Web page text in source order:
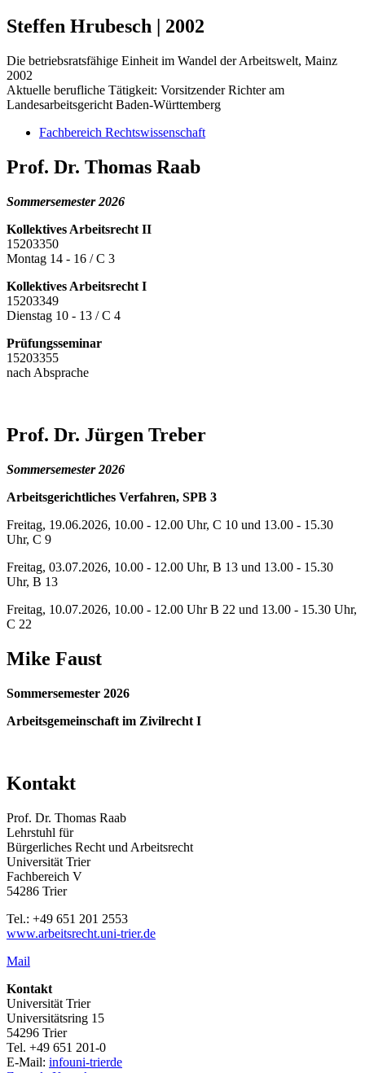
Steffen Hrubesch | 2002
Die betriebsratsfähige Einheit im Wandel der Arbeitswelt, Mainz
2002
Aktuelle berufliche Tätigkeit: Vorsitzender Richter am
Landesarbeitsgericht Baden-Württemberg
Fachbereich Rechtswissenschaft
Prof. Dr. Thomas Raab
Sommersemester 2026
Kollektives Arbeitsrecht II
15203350
Montag 14 - 16 / C 3
Kollektives Arbeitsrecht I
15203349
Dienstag 10 - 13 / C 4
Prüfungsseminar
15203355
nach Absprache
Prof. Dr. Jürgen Treber
Sommersemester 2026
Arbeitsgerichtliches Verfahren, SPB 3
Freitag, 19.06.2026, 10.00 - 12.00 Uhr, C 10 und 13.00 - 15.30
Uhr, C 9
Freitag, 03.07.2026, 10.00 - 12.00 Uhr, B 13 und 13.00 - 15.30
Uhr, B 13
Freitag, 10.07.2026, 10.00 - 12.00 Uhr B 22 und 13.00 - 15.30 Uhr,
C 22
Mike Faust
Sommersemester 2026
Arbeitsgemeinschaft im Zivilrecht I
Kontakt
Prof. Dr. Thomas Raab
Lehrstuhl für
Bürgerliches Recht und Arbeitsrecht
Universität Trier
Fachbereich V
54286 Trier
Tel.: +49 651 201 2553
www.arbeitsrecht.uni-trier.de
Mail
Kontakt
Universität Trier
Universitätsring 15
54296 Trier
Tel. +49 651 201-0
E-Mail: infouni-trierde